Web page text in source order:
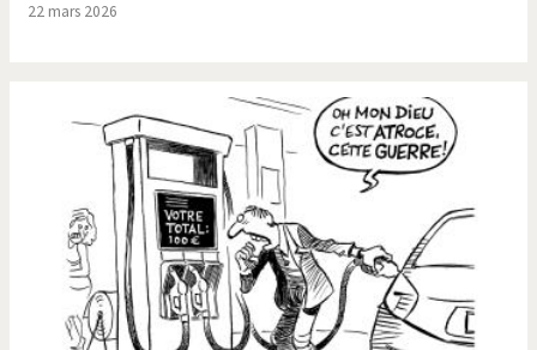
22 mars 2026